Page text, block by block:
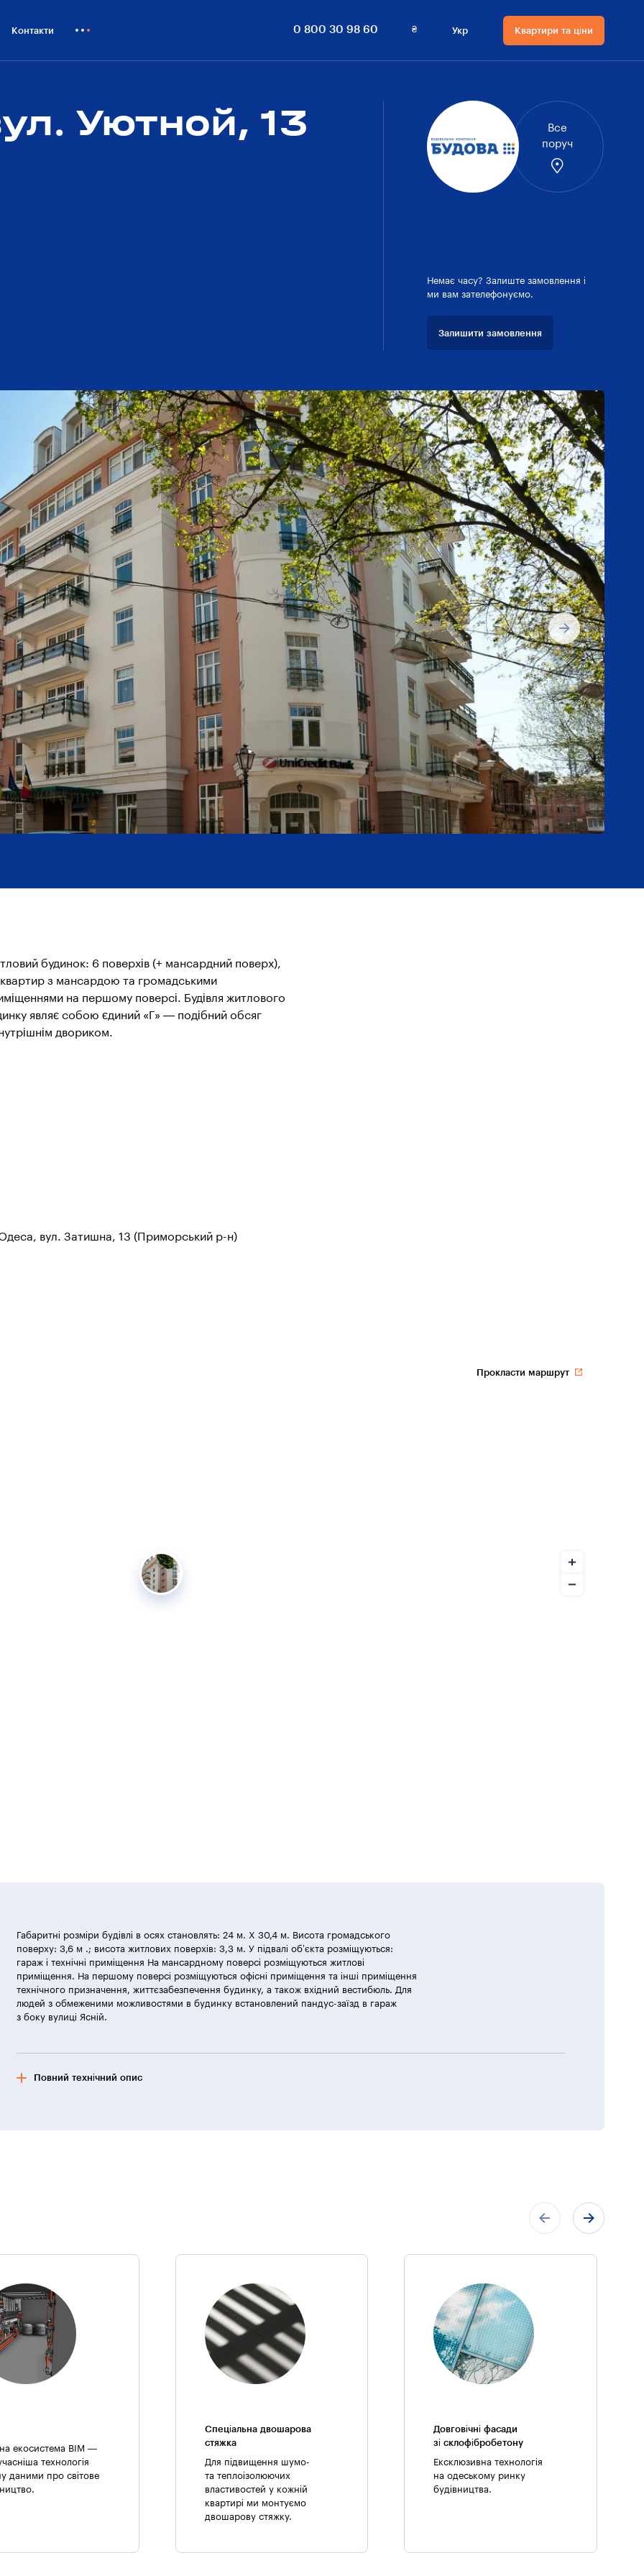
Контакти
Бiзнесу
0 800 30 98 60 ₴
Валюта
$ Долари
Укр
Мова сайту
Українська
Квартири та ціни
Квартири та ціни
Уютной, 13
Все
поруч
Немає часу? Залиште замовлення і
ми вам зателефонуємо.
Залишити замовлення
будинок: 6 поверхів (+ мансардний поверх),
з мансардою та громадськими
на першому поверсі. Будівля житлового
являє собою єдиний «Г» — подібний обсяг
двориком.
вул. Затишна, 13 (Приморський р-н)
Прокласти маршрут
Габаритні розміри будівлі в осях становлять: 24 м. Х 30,4 м. Висота громадського
поверху: 3,6 м .; висота житлових поверхів: 3,3 м. У підвалі об’єкта розміщуються:
гараж і технічні приміщення На мансардному поверсі розміщуються житлові
приміщення. На першому поверсі розміщуються офісні приміщення та інші приміщення
технічного призначення, життєзабезпечення будинку, а також вхідний вестибюль. Для
людей з обмеженими можливостями в будинку встановлений пандус-заїзд в гараж
з боку вулиці Ясній.
Повний технічний опис
На мансардному поверсі розташовуються апартаменти з великими терасами. В районі розміщення об’єкта
в Одесі!
екосистема BIM —
технологія
даними про світове
Спеціальна двошарова
стяжка
Для підвищення шумо-
та теплоізолюючих
властивостей у кожній
квартирі ми монтуємо
двошарову стяжку.
Довговічні фасади
зі склофібробетону
Ексклюзивна технологія
на одеському ринку
будівництва.